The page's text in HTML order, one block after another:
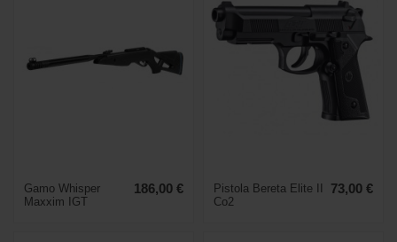
Gamo Whisper
Maxxim IGT
186,00 €
Pistola Bereta Elite II
Co2
73,00 €